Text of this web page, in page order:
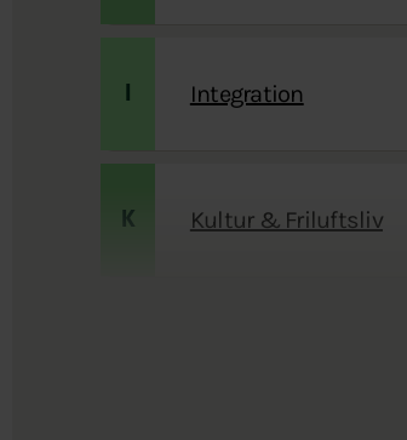
I Integration
K Kultur & Friluftsliv